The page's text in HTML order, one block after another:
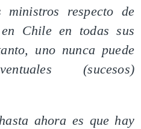
ministros respecto de
Chile en todas sus
uno nunca puede
(sucesos)
ahora es que hay